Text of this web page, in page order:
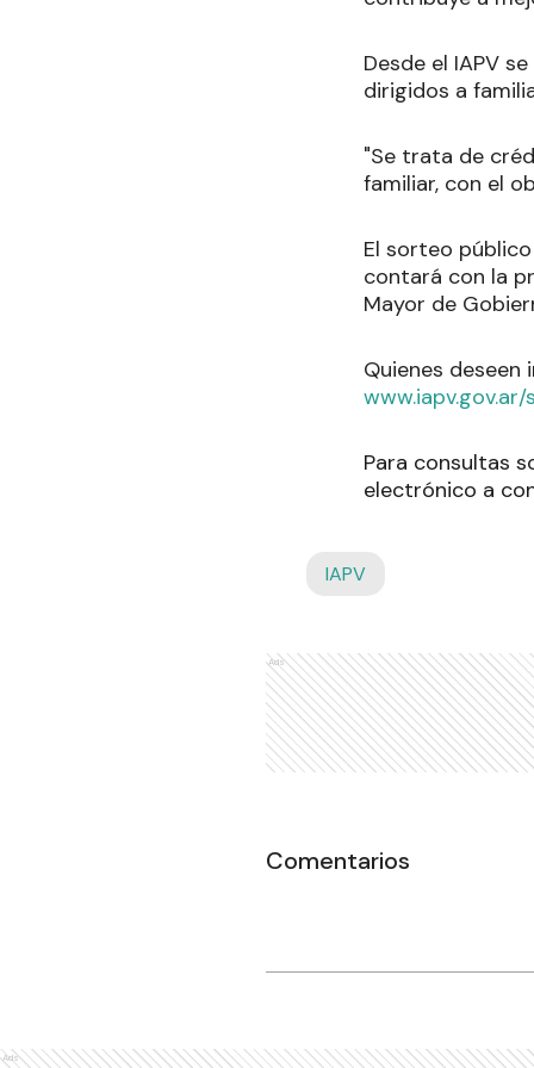
Desde el IAPV
dirigidos a
"Se trata de
familiar, con el
El sorteo
contará con la
Mayor de
Quienes deseen
Para consultas
electrónico a
IAPV
Ads
Comentarios
Ads